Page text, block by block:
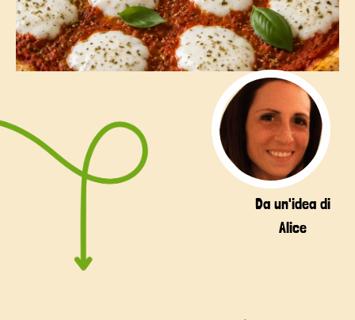
Da un'idea di
Alice